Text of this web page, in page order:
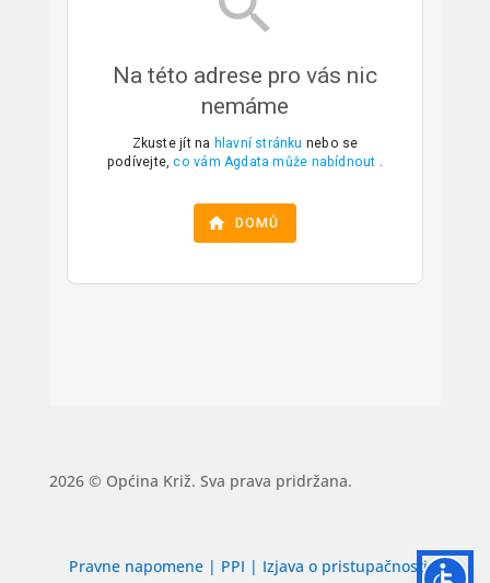
2026 © Općina Križ. Sva prava pridržana.
Pravne napomene | PPI | Izjava o pristupačnosti|